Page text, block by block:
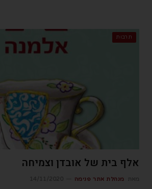
תרבות
אלף בית של אובדן וצמיחה
מנהלת אתר פנימה